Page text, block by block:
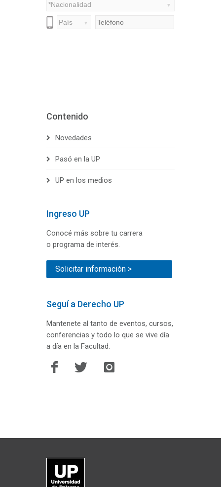
Contenido
Novedades
Pasó en la UP
UP en los medios
Ingreso UP
Conocé más sobre tu carrera
o programa de interés.
Solicitar información >
Seguí a Derecho UP
Mantenete al tanto de eventos, cursos,
conferencias y todo lo que se vive día
a día en la Facultad.